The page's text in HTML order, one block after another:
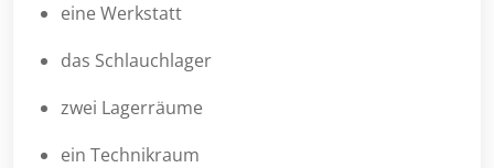
eine Werkstatt
das Schlauchlager
zwei Lagerräume
ein Technikraum